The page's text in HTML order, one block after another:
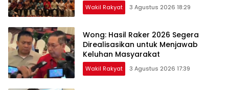
Masyarakat
Wakil Rakyat 3 Agustus 2026 18:29
Wong: Hasil Raker 2026 Segera
Direalisasikan untuk Menjawab
Keluhan Masyarakat
Wakil Rakyat 3 Agustus 2026 17:39